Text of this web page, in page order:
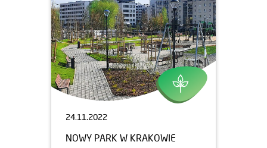
24.11.2022
NOWY PARK W KRAKOWIE